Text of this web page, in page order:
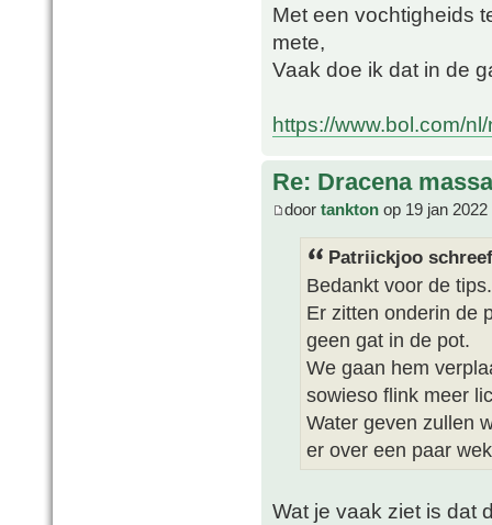
Met een vochtigheids
mete,
Vaak doe ik dat in de
https://www.bol.com/
Re: Dracena
door tankton op 19 jan 2022
Patriickjoo
Bedankt voor de tips.
Er zitten onderin de
geen gat in de pot.
We gaan hem
sowieso flink meer
Water geven zullen
er over een paar
Wat je vaak ziet is dat